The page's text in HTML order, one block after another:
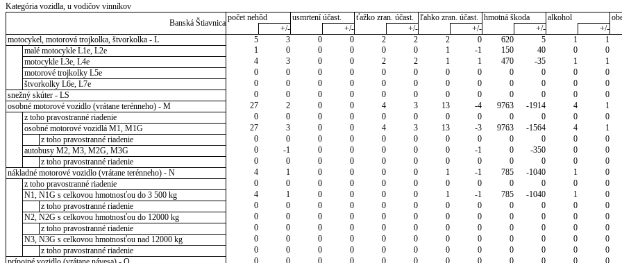
Kategória vozidla, u vodičov vinníkov
Banská Štiavnica
počet nehôd usmrtení účast. ťažko zran. účast. ľahko zran. účast. hmotná škoda alkohol
+/-
+/- +/- +/- +/- +/-
motocykel, motorová trojkolka, štvorkolka - L
5 3 0 0 2 2 2 0 620 5 1 1
malé motocykle L1e, L2e
1 0 0 0 0 0 1 -1 150 40 0 0
motocykle L3e, L4e
4 3 0 0 2 2 1 1 470 -35 1 1
motorové trojkolky L5e
0 0 0 0 0 0 0 0 0 0 0 0
štvorkolky L6e, L7e
0 0 0 0 0 0 0 0 0 0 0 0
snežný skúter - LS
0 0 0 0 0 0 0 0 0 0 0 0
osobné motorové vozidlo (vrátane terénneho) - M
27 2 0 0 4 3 13 -4 9763 -1914 4 1
z toho pravostranné riadenie
0 0 0 0 0 0 0 0 0 0 0 0
osobné motorové vozidlá M1, M1G
27 3 0 0 4 3 13 -3 9763 -1564 4 1
z toho pravostranné riadenie
0 0 0 0 0 0 0 0 0 0 0 0
autobusy M2, M3, M2G, M3G
0 -1 0 0 0 0 0 -1 0 -350 0 0
z toho pravostranné riadenie
0 0 0 0 0 0 0 0 0 0 0 0
nákladné motorové vozidlo (vrátane terénneho) - N
4 1 0 0 0 0 1 -1 785 -1040 1 0
z toho pravostranné riadenie
0 0 0 0 0 0 0 0 0 0 0 0
N1, N1G s celkovou hmotnosťou do 3 500 kg
4 1 0 0 0 0 1 -1 785 -1040 1 0
z toho pravostranné riadenie
0 0 0 0 0 0 0 0 0 0 0 0
N2, N2G s celkovou hmotnosťou do 12000 kg
0 0 0 0 0 0 0 0 0 0 0 0
z toho pravostranné riadenie
0 0 0 0 0 0 0 0 0 0 0 0
N3, N3G s celkovou hmotnosťou nad 12000 kg
0 0 0 0 0 0 0 0 0 0 0 0
z toho pravostranné riadenie
0 0 0 0 0 0 0 0 0 0 0 0
0 0 0 0 0 0 0 0 0 0 0 0